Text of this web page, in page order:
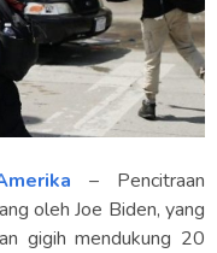
– Pencitraan
oleh Joe Biden, yang
gigih mendukung 20